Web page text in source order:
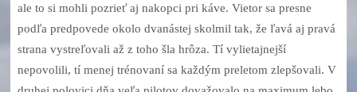
ale to si mohli pozrieť aj nakopci pri káve. Vietor sa presne
podľa predpovede okolo dvanástej skolmil tak, že ľavá aj pravá
strana vystreľovali až z toho šla hrôza. Tí vylietajnejší
nepovolili, tí menej trénovaní sa každým preletom zlepšovali. V